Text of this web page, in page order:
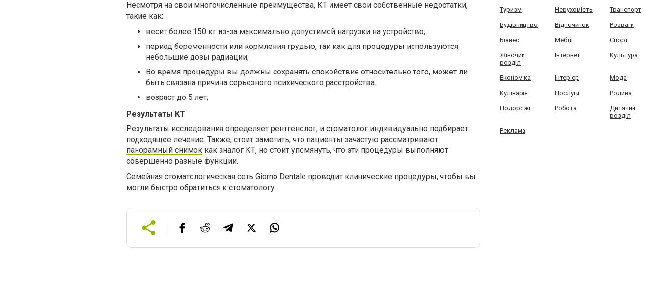
Несмотря на свои многочисленные преимущества, КТ имеет свои собственные недостатки,
такие как:
весит более 150 кг из-за максимально допустимой нагрузки на устройство;
период беременности или кормления грудью, так как для процедуры используются
небольшие дозы радиации;
Во время процедуры вы должны сохранять спокойствие относительно того, может ли
быть связана причина серьезного психического расстройства.
возраст до 5 лет;
Результаты КТ
Результаты исследования определяет рентгенолог, и стоматолог индивидуально подбирает
подходящее лечение. Также, стоит заметить, что пациенты зачастую рассматривают
панорамный снимок как аналог КТ, но стоит упомянуть, что эти процедуры выполняют
совершенно разные функции.
Семейная стоматологическая сеть Giorno Dentale проводит клинические процедуры, чтобы вы
могли быстро обратиться к стоматологу.
Туризм Нерухомість Транспорт
Будівництво Відпочинок Розваги
Бізнес Меблі Спорт
Жіночий
розділ
Інтернет Культура
Економіка Інтер'єр Мода
Кулінарія Послуги Родина
Подорожі Робота
Дитячий
розділ
Реклама